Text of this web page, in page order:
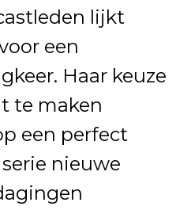
lijkt
een
Haar keuze
te maken
een perfect
nieuwe